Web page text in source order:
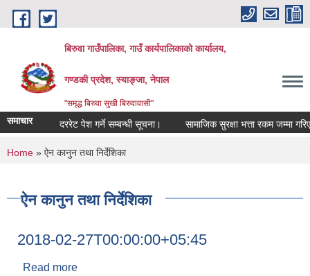
Skip to main content
बिरुवा गाउँपालिका, गाउँ कार्यपालिकाको कार्यालय,
गण्डकी प्रदेश, स्याङ्जा, नेपाल
"समृद्ध बिरुवा सुखी बिरुवावासी"
समाचार दररेट पेश गर्ने सम्बन्धी सूचना। सामाजिक सुरक्षा भत्ता रकम जम्मा गरिएको
You are here
Home » ऐन कानुन तथा निर्देशिका
ऐन कानुन तथा निर्देशिका
2018-02-27T00:00:00+05:45
Read more